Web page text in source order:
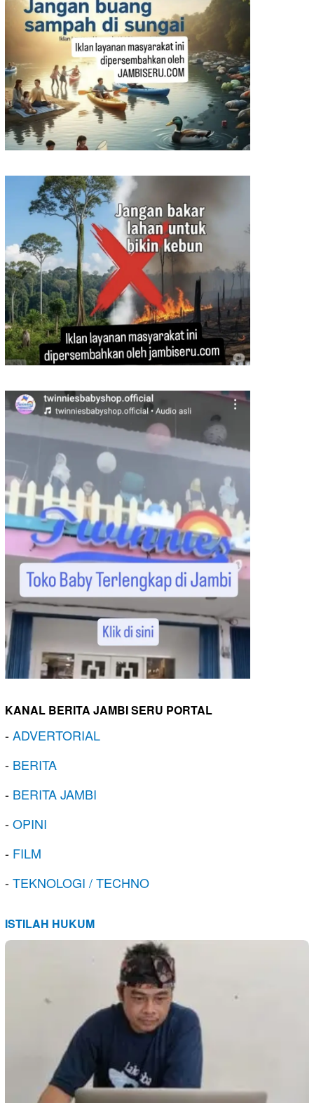
KANAL BERITA JAMBI SERU PORTAL
-ADVERTORIAL
- BERITA
- BERITA JAMBI
-OPINI
- FILM
-TEKNOLOGI / TECHNO
ISTILAH HUKUM